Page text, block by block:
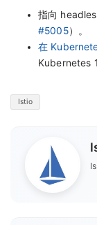
指向
#5005）。
在
Kubernetes
Istio